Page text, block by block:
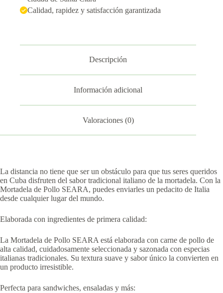
Calidad, rapidez y satisfacción garantizada
Descripción
Información adicional
Valoraciones (0)
La distancia no tiene que ser un obstáculo para que tus seres queridos
en Cuba disfruten del sabor tradicional italiano de la mortadela. Con la
Mortadela de Pollo SEARA, puedes enviarles un pedacito de Italia
desde cualquier lugar del mundo.
Elaborada con ingredientes de primera calidad:
La Mortadela de Pollo SEARA está elaborada con carne de pollo de
alta calidad, cuidadosamente seleccionada y sazonada con especias
italianas tradicionales. Su textura suave y sabor único la convierten en
un producto irresistible.
Perfecta para sandwiches, ensaladas y más: